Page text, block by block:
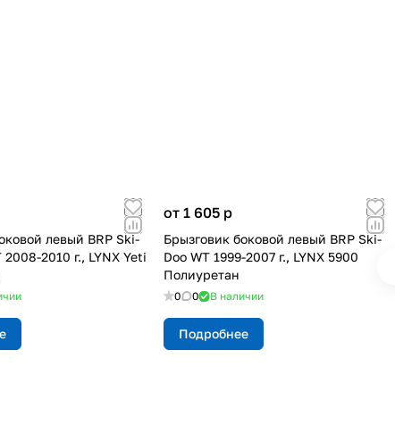
левый BRP Ski-
2008-2010 г., LYNX Yeti
от 1 605 p
Брызговик боковой левый BRP Ski-
Doo WT 1999-2007 г., LYNX 5900
Полиуретан
0 0 В наличии
Подробнее